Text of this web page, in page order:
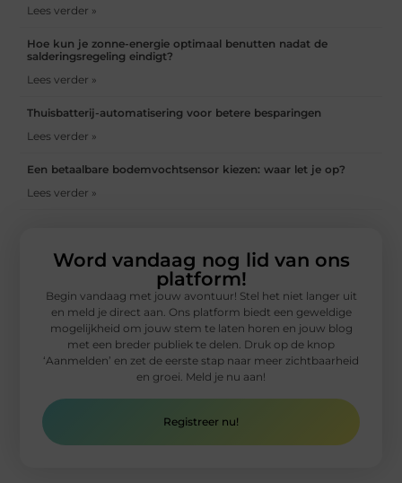
Lees verder »
Hoe kun je zonne-energie optimaal benutten nadat de
salderingsregeling eindigt?
Lees verder »
Thuisbatterij-automatisering voor betere besparingen
Lees verder »
Een betaalbare bodemvochtsensor kiezen: waar let je op?
Lees verder »
Word vandaag nog lid van ons
platform!
Begin vandaag met jouw avontuur! Stel het niet langer uit
en meld je direct aan. Ons platform biedt een geweldige
mogelijkheid om jouw stem te laten horen en jouw blog
met een breder publiek te delen. Druk op de knop
‘Aanmelden’ en zet de eerste stap naar meer zichtbaarheid
en groei. Meld je nu aan!
Registreer nu!